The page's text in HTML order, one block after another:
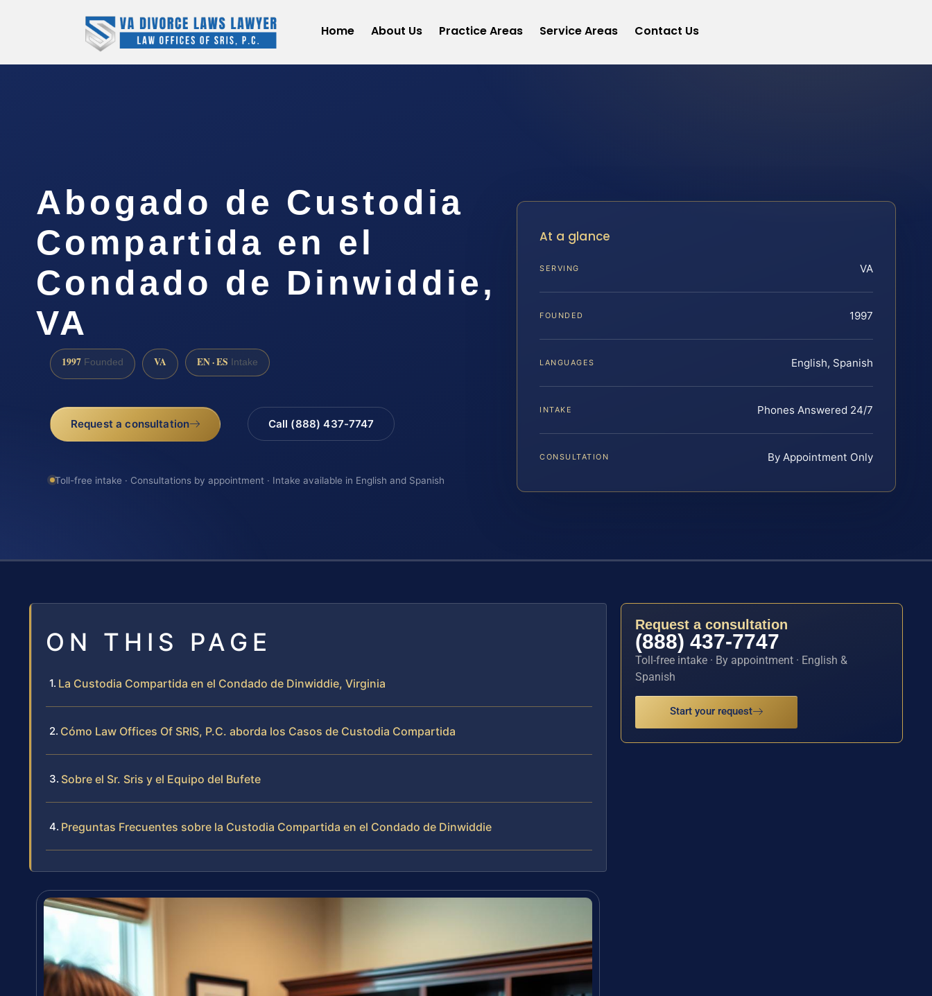
Home About Us Practice Areas Service Areas Contact Us
Abogado de Custodia
Compartida en el
Condado de Dinwiddie,
VA
1997 Founded VA EN · ES Intake
Request a consultation Call (888) 437-7747
Toll-free intake · Consultations by appointment · Intake available in English and Spanish
At a glance
SERVING VA
FOUNDED 1997
LANGUAGES English, Spanish
INTAKE Phones Answered 24/7
CONSULTATION By Appointment Only
ON THIS PAGE
La Custodia Compartida en el Condado de Dinwiddie, Virginia
Cómo Law Offices Of SRIS, P.C. aborda los Casos de Custodia Compartida
Sobre el Sr. Sris y el Equipo del Bufete
Preguntas Frecuentes sobre la Custodia Compartida en el Condado de Dinwiddie
Request a consultation
(888) 437-7747
Toll-free intake · By appointment · English &
Spanish
Start your request